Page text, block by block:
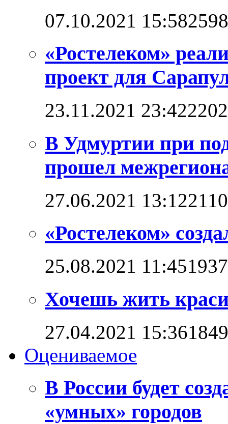
07.10.2021 15:58
«Ростелеком»
проект для
23.11.2021 23:42
В Удмуртии при
прошел
27.06.2021 13:12
«Ростелеком»
25.08.2021 11:45
Хочешь жить
27.04.2021 15:36
Оцениваемое
В России будет
«умных» городов